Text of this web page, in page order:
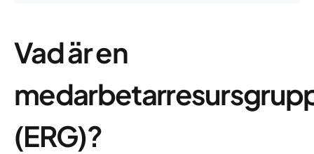
Vad är en
(ERG)?